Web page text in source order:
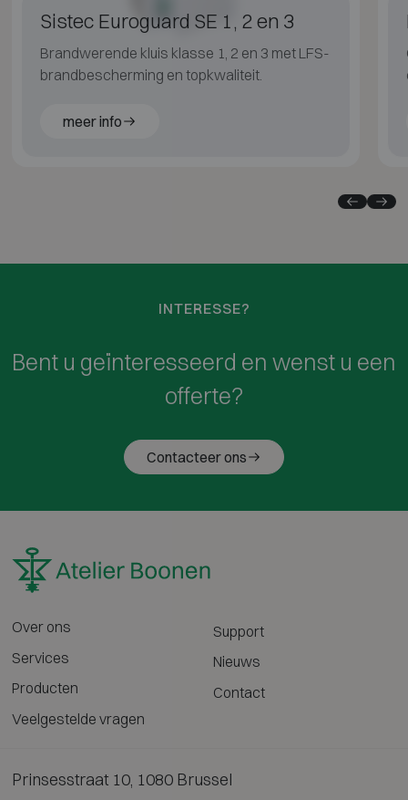
Sistec Euroguard SE 1, 2 en 3
Brandwerende kluis klasse 1, 2 en 3 met LFS-
brandbescherming en topkwaliteit.
meer info
INTERESSE?
Bent u geïnteresseerd en wenst u een
offerte?
Contacteer ons
Over ons
Services
Producten
Veelgestelde vragen
Support
Nieuws
Contact
Prinsesstraat 10, 1080 Brussel